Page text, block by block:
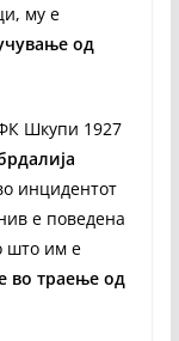
му е
од
Шкупи 1927
инцидентот
е поведена
што им е
во траење од